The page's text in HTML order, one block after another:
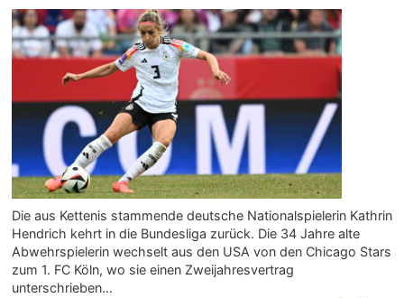
Die aus Kettenis stammende deutsche Nationalspielerin Kathrin
Hendrich kehrt in die Bundesliga zurück. Die 34 Jahre alte
Abwehrspielerin wechselt aus den USA von den Chicago Stars
zum 1. FC Köln, wo sie einen Zweijahresvertrag
unterschrieben…